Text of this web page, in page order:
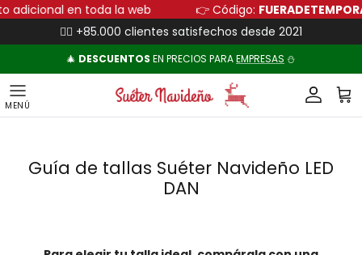
Ir al contenido
adicional en toda la web 👉 Código:
👍🏻 +85.000 clientes satisfechos desde 2021
🎄 DESCUENTOS EN PRECIOS PARAEMPRESAS ⛄
Cuenta
Guía de tallas Suéter Navideño LED
DAN